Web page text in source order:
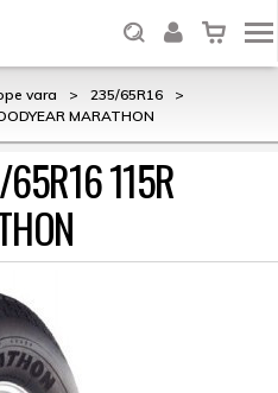
vara > 235/65R16
>
MARATHON
115R